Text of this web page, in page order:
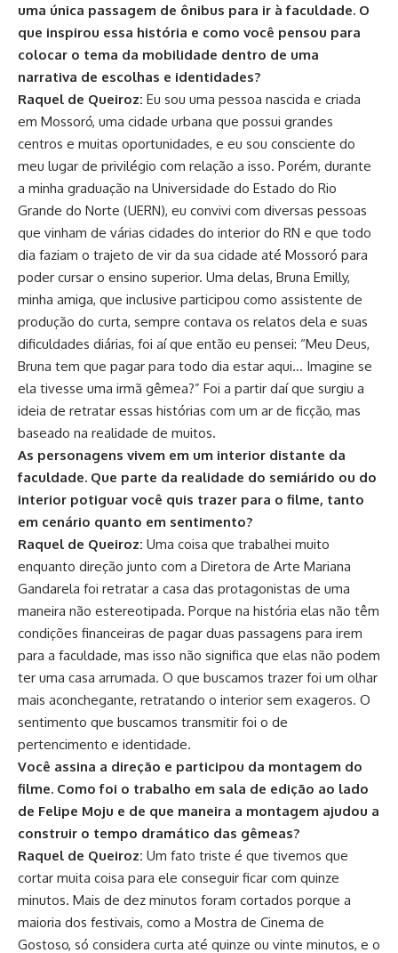
uma única passagem de ônibus para ir à faculdade. O
que inspirou essa história e como você pensou para
colocar o tema da mobilidade dentro de uma
narrativa de escolhas e identidades?
Raquel de Queiroz: Eu sou uma pessoa nascida e criada
em Mossoró, uma cidade urbana que possui grandes
centros e muitas oportunidades, e eu sou consciente do
meu lugar de privilégio com relação a isso. Porém, durante
a minha graduação na Universidade do Estado do Rio
Grande do Norte (UERN), eu convivi com diversas pessoas
que vinham de várias cidades do interior do RN e que todo
dia faziam o trajeto de vir da sua cidade até Mossoró para
poder cursar o ensino superior. Uma delas, Bruna Emilly,
minha amiga, que inclusive participou como assistente de
produção do curta, sempre contava os relatos dela e suas
dificuldades diárias, foi aí que então eu pensei: “Meu Deus,
Bruna tem que pagar para todo dia estar aqui… Imagine se
ela tivesse uma irmã gêmea?” Foi a partir daí que surgiu a
ideia de retratar essas histórias com um ar de ficção, mas
baseado na realidade de muitos.
As personagens vivem em um interior distante da
faculdade. Que parte da realidade do semiárido ou do
interior potiguar você quis trazer para o filme, tanto
em cenário quanto em sentimento?
Raquel de Queiroz: Uma coisa que trabalhei muito
enquanto direção junto com a Diretora de Arte Mariana
Gandarela foi retratar a casa das protagonistas de uma
maneira não estereotipada. Porque na história elas não têm
condições financeiras de pagar duas passagens para irem
para a faculdade, mas isso não significa que elas não podem
ter uma casa arrumada. O que buscamos trazer foi um olhar
mais aconchegante, retratando o interior sem exageros. O
sentimento que buscamos transmitir foi o de
pertencimento e identidade.
Você assina a direção e participou da montagem do
filme. Como foi o trabalho em sala de edição ao lado
de Felipe Moju e de que maneira a montagem ajudou a
construir o tempo dramático das gêmeas?
Raquel de Queiroz: Um fato triste é que tivemos que
cortar muita coisa para ele conseguir ficar com quinze
minutos. Mais de dez minutos foram cortados porque a
maioria dos festivais, como a Mostra de Cinema de
Gostoso, só considera curta até quinze ou vinte minutos, e o